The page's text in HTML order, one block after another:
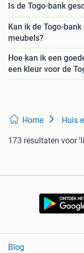
Is de Togo-bank
Kan ik de Togo-
meubels?
Hoe kan ik een
een kleur voor de
Home Huis
173 resultaten voor
Blog